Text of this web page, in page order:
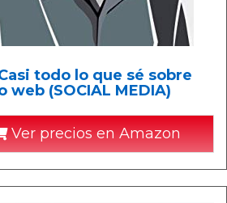
todo lo que sé sobre
(SOCIAL MEDIA)
Ver precios en Amazon